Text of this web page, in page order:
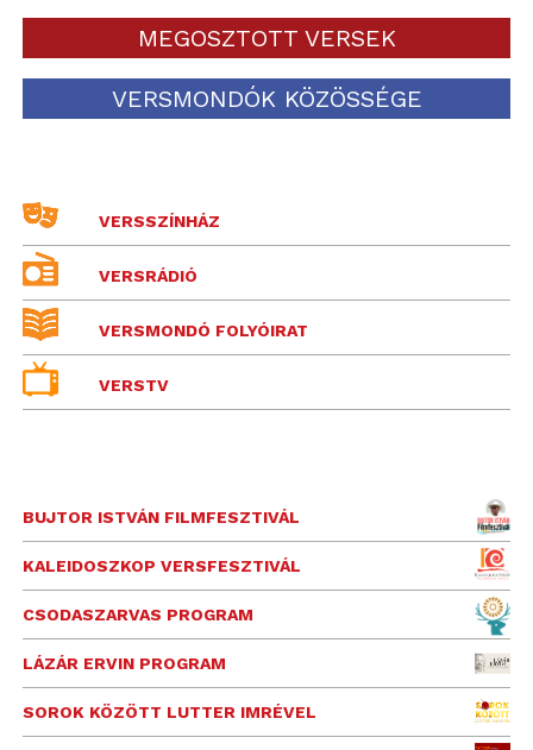
MEGOSZTOTT VERSEK
VERSMONDÓK KÖZÖSSÉGE
VERSSZÍNHÁZ
VERSRÁDIÓ
VERSMONDÓ FOLYÓIRAT
VERSTV
BUJTOR ISTVÁN FILMFESZTIVÁL
KALEIDOSZKOP VERSFESZTIVÁL
CSODASZARVAS PROGRAM
LÁZÁR ERVIN PROGRAM
SOROK KÖZÖTT LUTTER IMRÉVEL